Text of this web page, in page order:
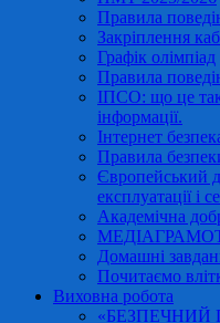
Правила
Закріплення
Графік олімпіад
Правила
ІПСО: що це
інформації.
Інтернет
Правила
Європейський
експлуатації і
Академічна
Домашні
Почитаємо
Виховна робота
«БЕЗПЕЧНИЙ